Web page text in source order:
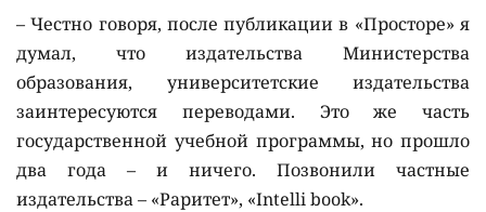
– Честно говоря, после публикации в «Просторе» я
думал, что издательства Министерства
образования, университетские издательства
заинтересуются переводами. Это же часть
государственной учебной программы, но прошло
два года – и ничего. Позвонили частные
издательства – «Раритет», «Intelli book».